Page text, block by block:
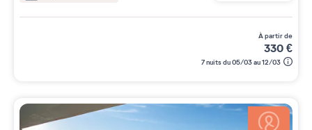
à partir de
330€
7 nuits du 05/03 au 12/03